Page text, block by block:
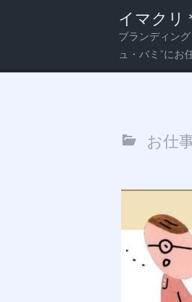
イマクリ
ブランディン
ュ・バミ”にお
ニ
索
お仕